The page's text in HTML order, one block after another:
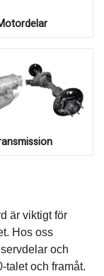
är viktigt för
Hos oss
och
talet och framåt.